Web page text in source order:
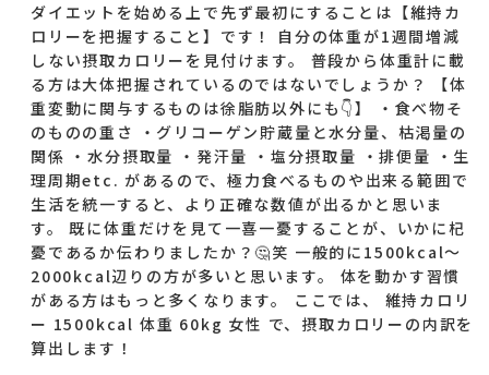
ダイエットを始める上で先ず最初にすることは【維持カ
ロリーを把握すること】です！ 自分の体重が1週間増減
しない摂取カロリーを見付けます。 普段から体重計に載
る方は大体把握されているのではないでしょうか？ 【体
重変動に関与するものは徐脂肪以外にも👇️】 ・食べ物そ
のものの重さ ・グリコーゲン貯蔵量と水分量、枯渇量の
関係 ・水分摂取量 ・発汗量 ・塩分摂取量 ・排便量 ・生
理周期etc. があるので、極力食べるものや出来る範囲で
生活を統一すると、より正確な数値が出るかと思いま
す。 既に体重だけを見て一喜一憂することが、いかに杞
憂であるか伝わりましたか？🤔笑 一般的に1500kcal～
2000kcal辺りの方が多いと思います。 体を動かす習慣
がある方はもっと多くなります。 ここでは、 維持カロリ
ー 1500kcal 体重 60kg 女性 で、摂取カロリーの内訳を
算出します！